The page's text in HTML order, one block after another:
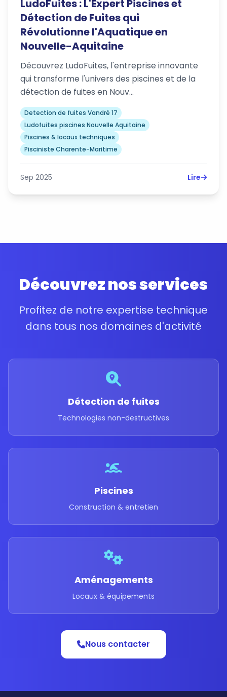
LudoFuites : L'Expert Piscines et
Détection de Fuites qui
Révolutionne l'Aquatique en
Nouvelle-Aquitaine
Découvrez LudoFuites, l'entreprise innovante
qui transforme l'univers des piscines et de la
détection de fuites en Nouv…
Detection de fuites Vandré 17
Ludofuites piscines Nouvelle Aquitaine
Piscines & locaux techniques
Pisciniste Charente-Maritime
Sep 2025 Lire
Découvrez nos services
Profitez de notre expertise technique
dans tous nos domaines d'activité
Détection de fuites
Technologies non-destructives
Piscines
Construction & entretien
Aménagements
Locaux & équipements
Nous contacter